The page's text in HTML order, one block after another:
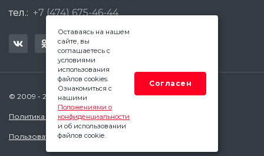
тел.: +7 (474) 675-46-44
© 2009 - 2026 Квадратный Метр - Липецк
Политика конфиденциальности
Пользовательское соглашение
Оставаясь на нашем
сайте, вы
соглашаетесь с
условиями
использования
файлов cookies.
Ознакомиться с
нашими
Положениями о
конфиденциальности
и об использовании
файлов cookie.
Согласен